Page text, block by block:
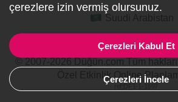
Özel Etkinlik Online
çerezlere izin vermiş olursunuz.
Çerezleri Kabul Et
Çerezleri İncele